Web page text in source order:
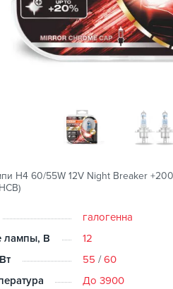
H4 60/55W 12V Night Breaker
галогенна
лампы, В
12
55 /60
До 3900